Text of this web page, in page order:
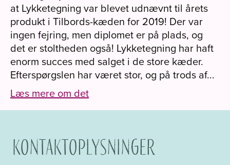
at Lykketegning var blevet udnævnt til årets
produkt i Tilbords-kæden for 2019! Der var
ingen fejring, men diplomet er på plads, og
det er stoltheden også! Lykketegning har haft
enorm succes med salget i de store kæder.
Efterspørgslen har været stor, og på trods af...
Læs mere om det
Kontaktoplysninger